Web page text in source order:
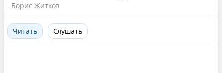
Борис Житков
Читать Слушать